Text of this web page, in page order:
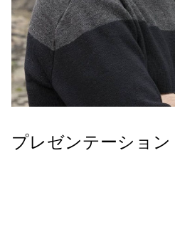
プレゼンテーション